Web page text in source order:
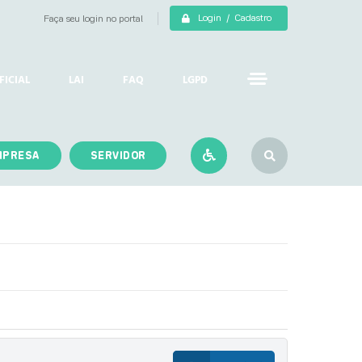
Faça seu login no portal Login / Cadastro
LAI FAQ LGPD
SERVIDOR